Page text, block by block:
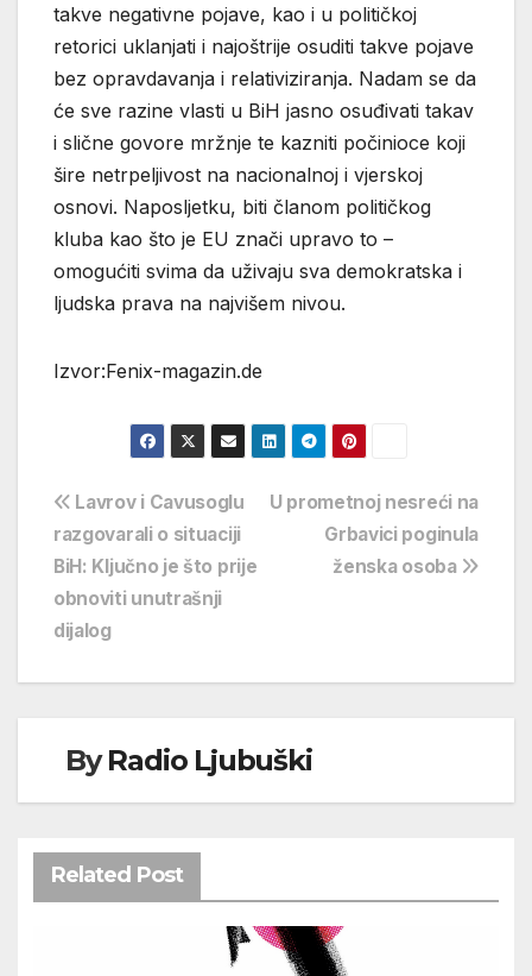
takve negativne pojave, kao i u političkoj
retorici uklanjati i najoštrije osuditi takve pojave
bez opravdavanja i relativiziranja. Nadam se da
će sve razine vlasti u BiH jasno osuđivati takav
i slične govore mržnje te kazniti počinioce koji
šire netrpeljivost na nacionalnoj i vjerskoj
osnovi. Naposljetku, biti članom političkog
kluba kao što je EU znači upravo to –
omogućiti svima da uživaju sva demokratska i
ljudska prava na najvišem nivou.
Izvor:Fenix-magazin.de
Navigacija
objava
U prometnoj nesreći na
Grbavici poginula
ženska osoba
Lavrov i Cavusoglu
razgovarali o situaciji
BiH: Ključno je što prije
obnoviti unutrašnji
dijalog
ByRadio Ljubuški
Related Post